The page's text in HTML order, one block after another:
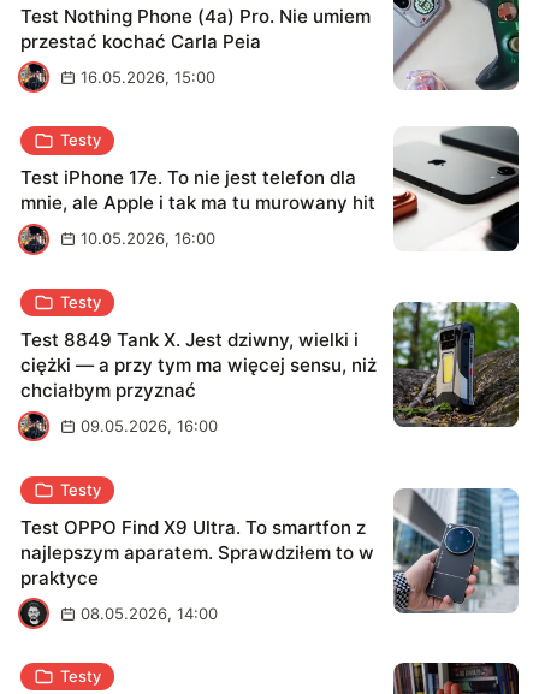
Test Nothing Phone (4a) Pro. Nie umiem
przestać kochać Carla Peia
K
16.05.2026, 15:00
Testy
Test iPhone 17e. To nie jest telefon dla
mnie, ale Apple i tak ma tu murowany hit
K
10.05.2026, 16:00
Testy
Test 8849 Tank X. Jest dziwny, wielki i
ciężki — a przy tym ma więcej sensu, niż
chciałbym przyznać
K
09.05.2026, 16:00
Testy
Test OPPO Find X9 Ultra. To smartfon z
najlepszym aparatem. Sprawdziłem to w
praktyce
K
08.05.2026, 14:00
Testy